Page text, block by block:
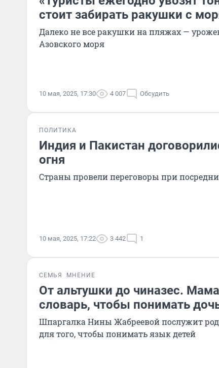
стоит забирать ракушки с
Далеко не все ракушки на пляжах —
Азовского моря
10 мая, 2025, 17:30 4 007 Обсудить
ПОЛИТИКА
Индия и Пакистан
огня
Страны провели переговоры при
10 мая, 2025, 17:22 3 442 1
СЕМЬЯ МНЕНИЕ
От альтушки до чиназес.
словарь, чтобы понимать
Шпаргалка Нины Жабреевой послужит
для того, чтобы понимать язык детей